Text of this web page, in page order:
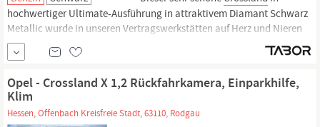
hochwertiger Ultimate-Ausführung in attraktivem Diamant Schwarz
Metallic wurde in unseren Vertragswerkstätten auf Herz und Nieren
geprüft! Garantiemindestdauer 12 Monate. Zu einer Probefahrt sind
Sie jederzeit herzlich willkommen! Top-Ausstattung Eco LED-
Opel - Crossland X 1,2 Rückfahrkamera, Einparkhilfe,
Klim
Hessen, Offenbach Kreisfreie Stadt, 63110, Rodgau